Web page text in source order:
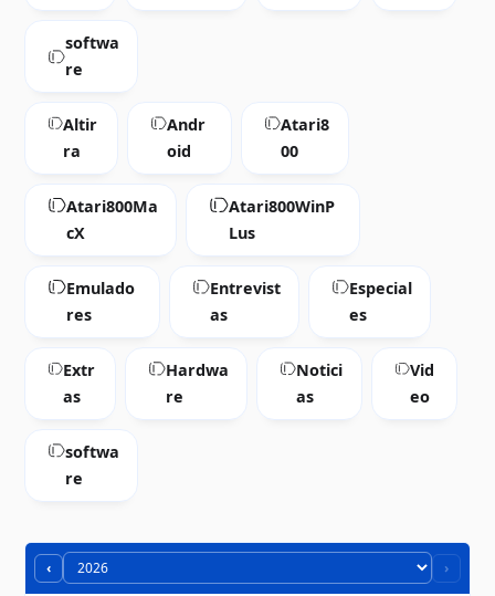
softwa
re
Altir
ra
Andr
oid
Atari8
00
Atari800Ma
cX
Atari800WinP
Lus
Emulado
res
Entrevist
as
Especial
es
Extr
as
Hardwa
re
Notici
as
Vid
eo
softwa
re
‹ ›